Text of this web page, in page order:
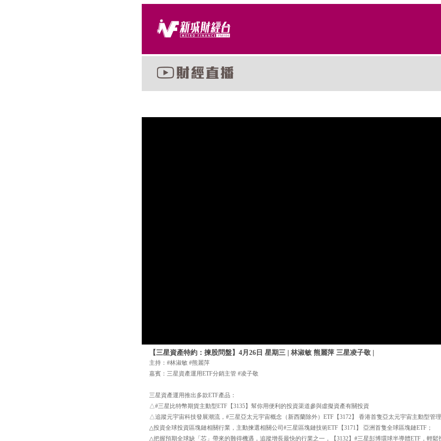
【三星資產特約：揀股問盤】4月26日 星期三 | 林淑敏 熊麗萍 三星凌子敬 |
主持：#林淑敏 #熊麗萍
嘉賓：三星資產運用ETF分銷主管 #凌子敬
三星資產運用推出多款ETF產品：
△#三星比特幣期貨主動型ETF【3135】幫你用便利的投資渠道參與虛擬資產有關投資
△追蹤元宇宙科技發展潮流，#三星亞太元宇宙概念（新西蘭除外）ETF【3172】 香港首隻亞太元宇宙主動型管理
△投資全球投資區塊鏈相關行業，主動揀選相關公司#三星區塊鏈技術ETF【3171】 亞洲首隻全球區塊鏈ETF；
△把握預期全球缺「芯」帶來的難得機遇，追蹤增長最快的行業之一，【3132】#三星彭博環球半導體ETF，輕鬆